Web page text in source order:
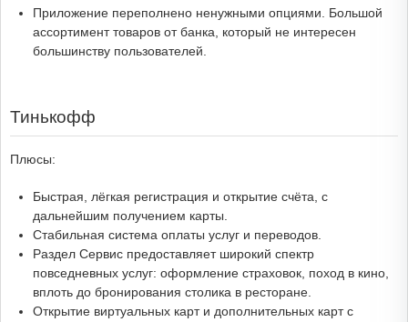
Приложение переполнено ненужными опциями. Большой
ассортимент товаров от банка, который не интересен
большинству пользователей.
Тинькофф
Плюсы:
Быстрая, лёгкая регистрация и открытие счёта, с
дальнейшим получением карты.
Стабильная система оплаты услуг и переводов.
Раздел Сервис предоставляет широкий спектр
повседневных услуг: оформление страховок, поход в кино,
вплоть до бронирования столика в ресторане.
Открытие виртуальных карт и дополнительных карт с